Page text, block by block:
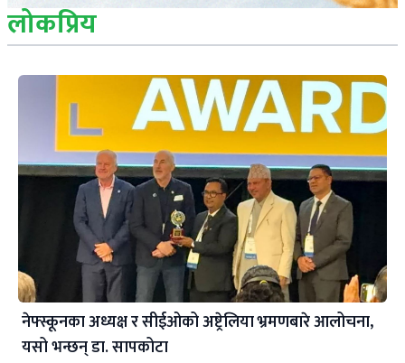
लोकप्रिय
नेफ्स्कूनका अध्यक्ष र सीईओको अष्ट्रेलिया भ्रमणबारे आलोचना,
यसो भन्छन् डा‍. सापकोटा